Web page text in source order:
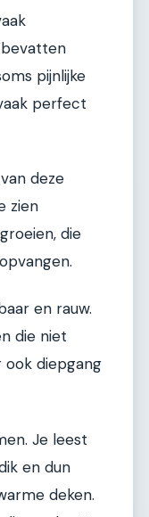
bevatten
pijnlijke
perfect
deze
zien
die
en rauw.
die niet
ook diepgang
Je leest
en dun
deken.